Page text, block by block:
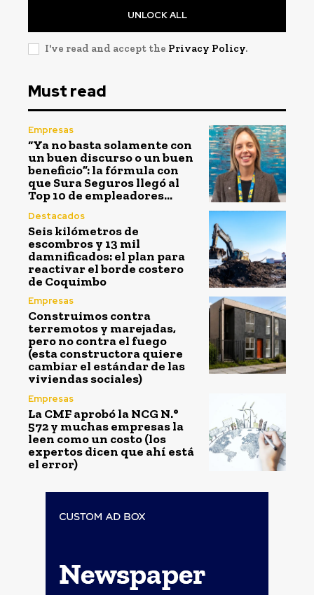
UNLOCK ALL
I've read and accept the Privacy Policy.
Must read
Empresas
“Ya no basta solamente con
un buen discurso o un buen
beneficio”: la fórmula con
que Sura Seguros llegó al
Top 10 de empleadores...
Destacados
Seis kilómetros de
escombros y 13 mil
damnificados: el plan para
reactivar el borde costero
de Coquimbo
Empresas
Construimos contra
terremotos y marejadas,
pero no contra el fuego
(esta constructora quiere
cambiar el estándar de las
viviendas sociales)
Empresas
La CMF aprobó la NCG N.°
572 y muchas empresas la
leen como un costo (los
expertos dicen que ahí está
el error)